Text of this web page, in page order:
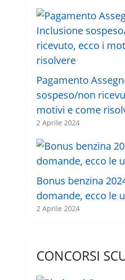
Pagamento
sospeso/non
motivi e come
2 Aprile 2024
Bonus benzina
domande, ecco le
2 Aprile 2024
CONCORSI